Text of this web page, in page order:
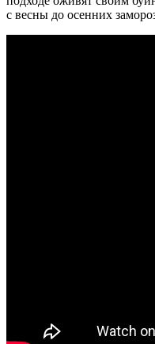
с весны до осенних